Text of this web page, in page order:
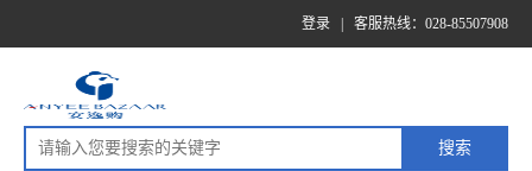
登录 客服热线：028-85507908